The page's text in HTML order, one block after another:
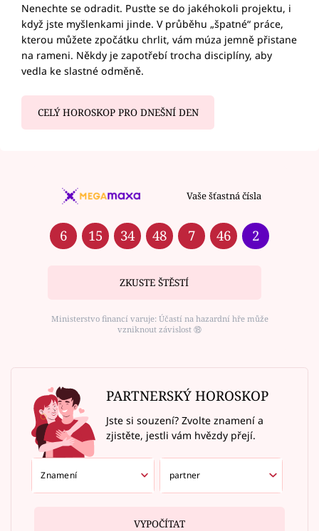
Nenechte se odradit. Pusťte se do jakéhokoli projektu, i
když jste myšlenkami jinde. V průběhu „špatné“ práce,
kterou můžete zpočátku chrlit, vám múza jemně přistane
na rameni. Někdy je zapotřebí trocha disciplíny, aby
vedla ke slastné odměně.
CELÝ HOROSKOP PRO DNEŠNÍ DEN
Vaše šťastná čísla
6 15 34 48 7 46 2
ZKUSTE ŠTĚSTÍ
Ministerstvo financí varuje: Účastí na hazardní hře může
vzniknout závislost ⑱
PARTNERSKÝ HOROSKOP
Jste si souzení? Zvolte znamení a
zjistěte, jestli vám hvězdy přejí.
VYPOČÍTAT